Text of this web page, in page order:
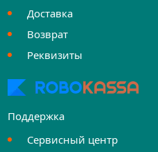
Доставка
Возврат
Реквизиты
Поддержка
Сервисный центр